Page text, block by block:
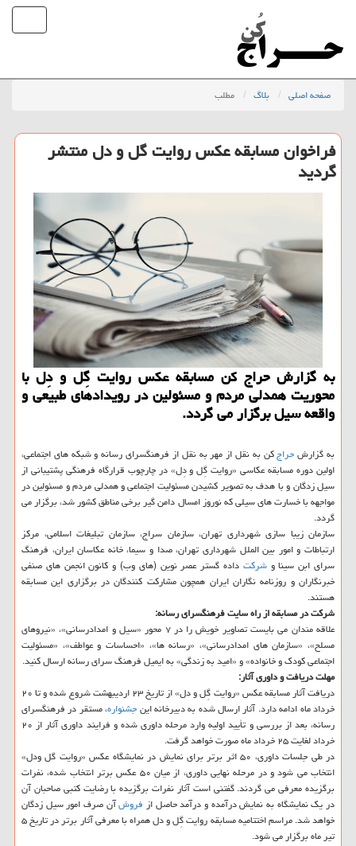
صفحه اصلی بلاگ مطلب
فراخوان مسابقه عكس روایت گل و دل منتشر
گردید
به گزارش حراج كن مسابقه عكس روایت گِل و دِل با
محوریت همدلی مردم و مسئولین در رویدادهای طبیعی و
واقعه سیل برگزار می گردد.
به گزارشحراجكن به نقل از مهر به نقل از فرهنگسرای رسانه و شبكه های اجتماعی،
اولین دوره مسابقه عكاسی «روایت گِل و دِل» در چارچوب قرارگاه فرهنگی پشتیبانی از
سیل زدگان و با هدف به تصویر كشیدن مسئولیت اجتماعی و همدلی مردم و مسئولین در
مواجهه با خسارت های سیلی كه نوروز امسال دامن گیر برخی مناطق كشور شد، برگزار می
گردد.
سازمان زیبا سازی شهرداری تهران، سازمان سراج، سازمان تبلیغات اسلامی، مركز
ارتباطات و امور بین الملل شهرداری تهران، صدا و سیما، خانه عكاسان ایران، فرهنگ
سرای ابن سینا وشركت داده گستر عصر نوین (های وب) و كانون انجمن های صنفی
خبرنگاران و روزنامه نگاران ایران همچون مشاركت كنندگان در برگزاری این مسابقه
هستند.
شركت در مسابقه از راه سایت فرهنگسرای رسانه:
علاقه مندان می بایست تصاویر خویش را در ۷ محور «سیل و امدادرسانی»، «نیروهای
مسلح»، «سازمان های امدادرسانی»، «رسانه ها»، «احساسات و عواطف»، «مسئولیت
اجتماعی كودك و خانواده» و «امید به زندگی» به ایمیل فرهنگ سرای رسانه ارسال كنید.
مهلت دریافت و داوری آثار:
دریافت آثار مسابقه عكس «روایت گِل و دل» از تاریخ ۲۳ اردیبهشت شروع شده و تا ۲۰
خرداد ماه ادامه دارد. آثار ارسال شده به دبیرخانه اینجشنواره، مستقر در فرهنگسرای
رسانه، بعد از بررسی و تأیید اولیه وارد مرحله داوری شده و فرایند داوری آثار از ۲۰
خرداد لغایت ۲۵ خرداد ماه صورت خواهد گرفت.
در طی جلسات داوری، ۵۰ اثر برتر برای نمایش در نمایشگاه عكس «روایت گل ودل»
انتخاب می شود و در مرحله نهایی داوری، از میان ۵۰ عكس برتر انتخاب شده، نفرات
برگزیده معرفی می گردند. گفتنی است آثار نفرات برگزیده با رضایت كتبی صاحبان آن
در یك نمایشگاه به نمایش درآمده و درآمد حاصل از فروشآن صرف امور سیل زدگان
خواهد شد. مراسم اختتامیه مسابقه روایت گِل و دل همراه با معرفی آثار برتر در تاریخ ۵
تیر ماه برگزار می شود.